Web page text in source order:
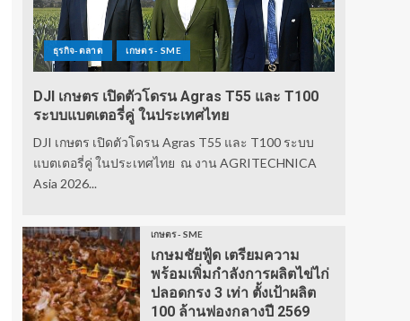
ธุรกิจ-ตลาด เกษตร - SME
DJI เกษตร เปิดตัวโดรน Agras T55 และ T100
ระบบแบตเตอรี่คู่ ในประเทศไทย
DJI เกษตร เปิดตัวโดรน Agras T55 และ T100 ระบบ
แบตเตอรี่คู่ ในประเทศไทย ณ งาน AGRITECHNICA
Asia 2026...
เกษตร - SME
เกษมชัยฟู้ด เตรียมความ
พร้อมเพิ่มกำลังการผลิตไข่ไก่
ปลอดกรง 3 เท่า ตั้งเป้าผลิต
100 ล้านฟองกลางปี 2569